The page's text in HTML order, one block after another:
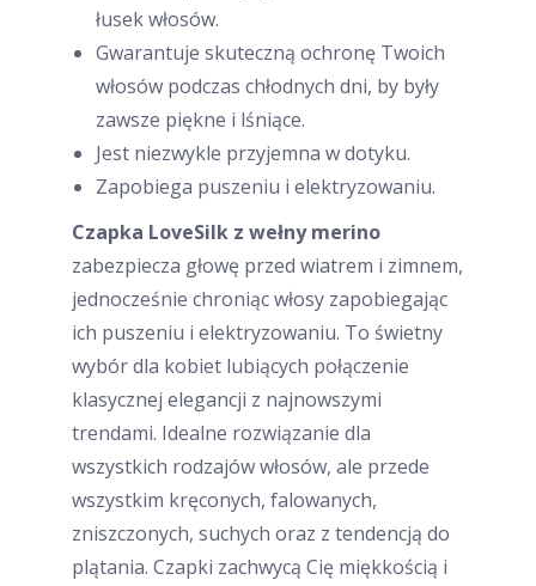
łusek włosów.
Gwarantuje skuteczną ochronę Twoich
włosów podczas chłodnych dni, by były
zawsze piękne i lśniące.
Jest niezwykle przyjemna w dotyku.
Zapobiega puszeniu i elektryzowaniu.
Czapka LoveSilk z wełny merino
zabezpiecza głowę przed wiatrem i zimnem,
jednocześnie chroniąc włosy zapobiegając
ich puszeniu i elektryzowaniu. To świetny
wybór dla kobiet lubiących połączenie
klasycznej elegancji z najnowszymi
trendami. Idealne rozwiązanie dla
wszystkich rodzajów włosów, ale przede
wszystkim kręconych, falowanych,
zniszczonych, suchych oraz z tendencją do
plątania. Czapki zachwycą Cię miękkością i